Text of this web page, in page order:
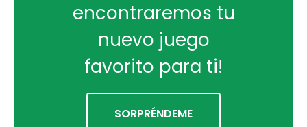
encontraremos tu
nuevo juego
favorito para ti!
SORPRÉNDEME